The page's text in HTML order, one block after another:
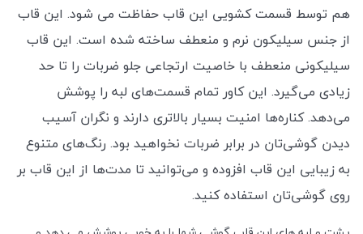
هم توسط قسمت کشویی این قاب حفاظت می شود. این قاب
از جنس سیلیکون نرم و منعطف ساخته شده است. این قاب
سیلیکونی منعطف با خاصیت ارتجاعی جلو ضربات را تا حد
زیادی می‌گیرد. این کاور تمام قسمت‌های لبه را پوشش
می‌دهد. کناره‌ها امنیت بسیار بالاتری دارند و نگران آسیب
دیدن گوشی‌تان در برابر ضربات نخواهید بود. رنگ‌های متنوع
به زیبایی این قاب افزوده و می‌توانید تا مدت‌ها از این قاب بر
روی گوشی‌تان استفاده کنید.